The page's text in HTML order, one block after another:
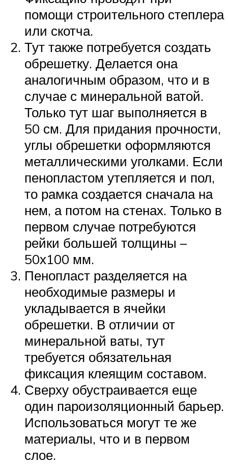
помощи строительного степлера
или скотча.
Тут также потребуется создать
обрешетку. Делается она
аналогичным образом, что и в
случае с минеральной ватой.
Только тут шаг выполняется в
50 см. Для придания прочности,
углы обрешетки оформляются
металлическими уголками. Если
пенопластом утепляется и пол,
то рамка создается сначала на
нем, а потом на стенах. Только в
первом случае потребуются
рейки большей толщины –
50х100 мм.
Пенопласт разделяется на
необходимые размеры и
укладывается в ячейки
обрешетки. В отличии от
минеральной ваты, тут
требуется обязательная
фиксация клеящим составом.
Сверху обустраивается еще
один пароизоляционный барьер.
Использоваться могут те же
материалы, что и в первом
слое.